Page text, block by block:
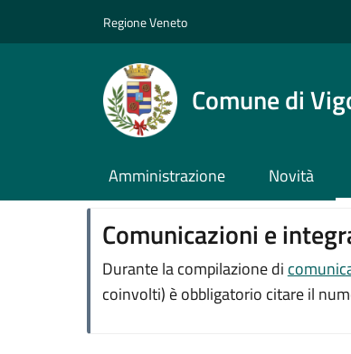
Regione Veneto
Comune di
Amministrazione Novità
Comunicazioni e
Durante la compilazione di
coinvolti) è obbligatorio citare il